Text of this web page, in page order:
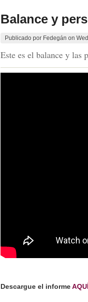
Balance y
Publicado por Fedegán on
Este es el balance y las
Descargue el informeAQUÍ